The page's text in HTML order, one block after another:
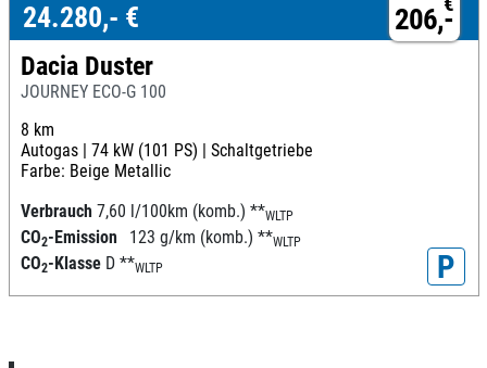
206,-
24.280,- €
Dacia Duster
JOURNEY ECO-G 100
8 km
Autogas | 74 kW (101 PS) | Schaltgetriebe
Farbe: Beige Metallic
Verbrauch 7,60 l/100km (komb.) **WLTP
CO2-Emission 123 g/km (komb.) **WLTP
CO2-Klasse D **WLTP P